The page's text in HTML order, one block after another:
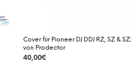
Cover für Pioneer DJ DDJ RZ, SZ &
von Prodector
40,00€